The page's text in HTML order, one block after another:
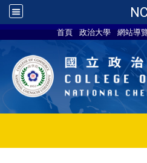
首頁 政治大學 網站導